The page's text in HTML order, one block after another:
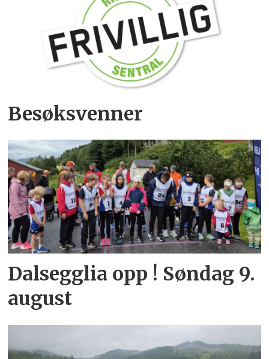
Besøksvenner
Dalsegglia opp ! Søndag 9.
august